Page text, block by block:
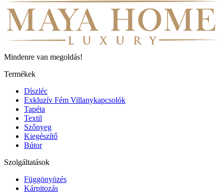
Mindenre van megoldás!
Termékek
Díszléc
Exkluzív Fém Villanykapcsolók
Tapéta
Textil
Szőnyeg
Kiegészítő
Bútor
Szolgáltatások
Függönyözés
Kárpitozás